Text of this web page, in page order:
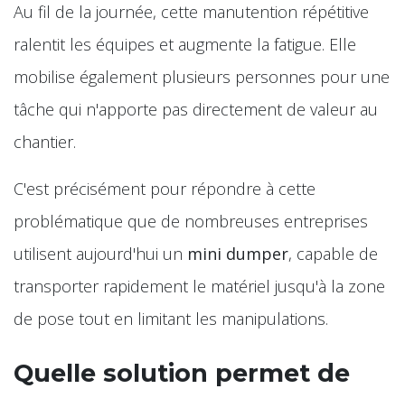
Au fil de la journée, cette manutention répétitive
ralentit les équipes et augmente la fatigue. Elle
mobilise également plusieurs personnes pour une
tâche qui n'apporte pas directement de valeur au
chantier.
C'est précisément pour répondre à cette
problématique que de nombreuses entreprises
utilisent aujourd'hui un mini dumper, capable de
transporter rapidement le matériel jusqu'à la zone
de pose tout en limitant les manipulations.
Quelle solution permet de